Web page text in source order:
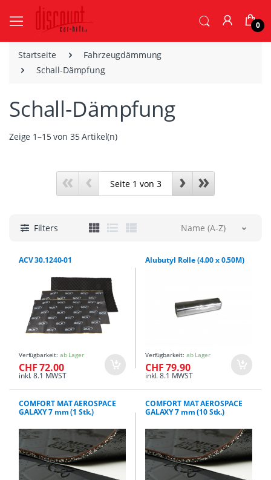
0
Startseite
Fahrzeugdämmung
Schall-Dämpfung
Schall-Dämpfung
Zeige 1–15 von 35 Artikel(n)
« ‹ › »
Filters Name (A-Z)
ACV 30.1240-01
Verfügbarkeit: ab Lager
CHF 72.00
inkl. 8.1 MWST
Alubutyl Rolle (4.00 x 0.50M)
Verfügbarkeit: ab Lager
CHF 79.90
inkl. 8.1 MWST
COMFORT MAT AEROSPACE
GALAXY 7 mm (1 Stk.)
COMFORT MAT AEROSPACE
GALAXY 7 mm (10 Stk.)